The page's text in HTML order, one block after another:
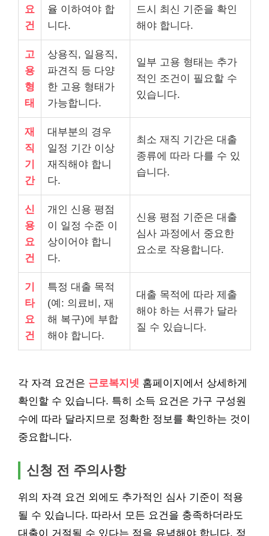
요
건
율 이하여야 합
니다.
드시 최신 기준을 확인
해야 합니다.
고
용
형
태
상용직, 일용직,
파견직 등 다양
한 고용 형태가
가능합니다.
일부 고용 형태는 추가
적인 조건이 필요할 수
있습니다.
재
직
기
간
대부분의 경우
일정 기간 이상
재직해야 합니
다.
최소 재직 기간은 대출
종류에 따라 다를 수 있
습니다.
신
용
요
건
개인 신용 평점
이 일정 수준 이
상이어야 합니
다.
신용 평점 기준은 대출
심사 과정에서 중요한
요소로 작용합니다.
기
타
요
건
특정 대출 목적
(예: 의료비, 재
해 복구)에 부합
해야 합니다.
대출 목적에 따라 제출
해야 하는 서류가 달라
질 수 있습니다.
각 자격 요건은 근로복지넷 홈페이지에서 상세하게
확인할 수 있습니다. 특히 소득 요건은 가구 구성원
수에 따라 달라지므로 정확한 정보를 확인하는 것이
중요합니다.
신청 전 주의사항
위의 자격 요건 외에도 추가적인 심사 기준이 적용
될 수 있습니다. 따라서 모든 요건을 충족하더라도
대출이 거절될 수 있다는 점을 유념해야 합니다. 정